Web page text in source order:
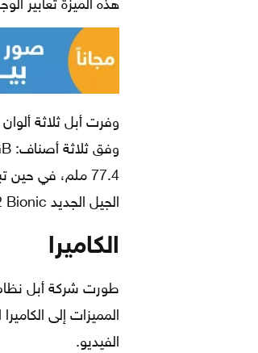
هذه الميزة تعابير
الجيل الجديد A12 Bionic.
الكاميرا
المميزات إلى
الفيديو.